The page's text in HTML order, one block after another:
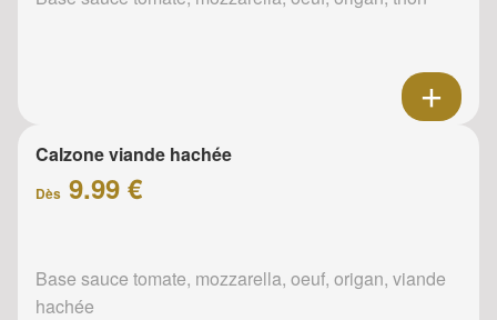
Calzone viande hachée
Dès 9.99 €
Base sauce tomate, mozzarella, oeuf, origan, viande
hachée